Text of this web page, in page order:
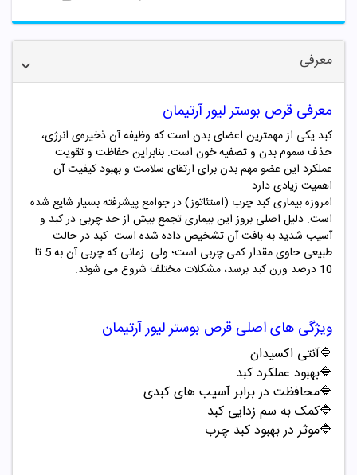
معرفی
معرفی قرص بوستر لیور آرتیمان
کبد یکی از مهمترین اعضای بدن است که وظیفه آن ذخیره‌ی انرژی،
حذف سموم بدن و تصفیه خون است. بنابراین حفاظت و تقویت
عملکرد این عضو مهم بدن برای ارتقای سلامت و بهبود کیفیت آن
اهمیت زیادی دارد.
امروزه بیماری کبد چرب (استئاتوز) در جوامع پیشرفته بسیار شایع شده
است. دلیل اصلی بروز این بیماری تجمع بیش از حد چربی در کبد و
آسیب شدید به بافت آن تشخیص داده شده است. کبد در حالت
طبیعی حاوی مقدار کمی چربی است؛ ولی زمانی که چربی آن به 5 تا
10 درصد وزن کبد برسد، مشکلات مختلف شروع می شوند.
ویژگی های اصلی قرص بوستر لیور آرتیمان
🔷آنتی اکسیدان
🔷بهبود عملکرد کبد
🔷محافظت در برابر آسیب های کبدی
🔷کمک به سم زدایی کبد
🔷موثر در بهبود کبد چرب